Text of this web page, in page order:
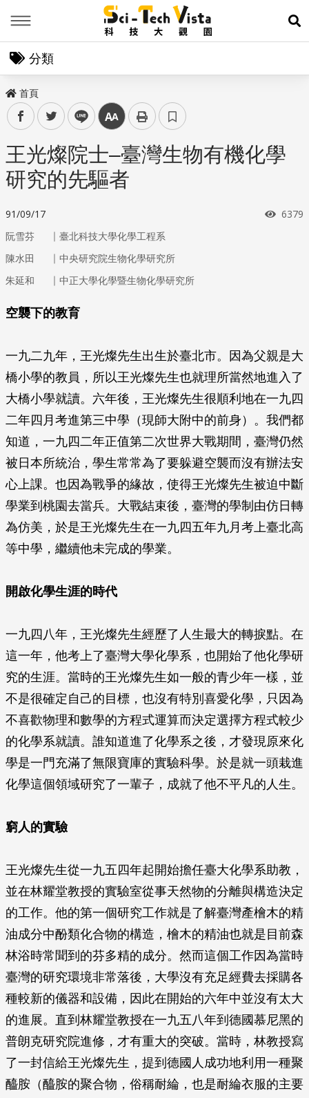
展
分類
首頁
facebooktwitter line 中
王光燦院士–臺灣生物有機化學
研究的先驅者
91/09/17 瀏覽
6379
阮雪芬 ｜ 臺北科技大學化學工程系
陳水田
｜ 中央研究院生物化學研究所
朱延和
｜ 中正大學化學暨生物化學研究所
空襲下的教育
一九二九年，王光燦先生出生於臺北市。因為父親是大
橋小學的教員，所以王光燦先生也就理所當然地進入了
大橋小學就讀。六年後，王光燦先生很順利地在一九四
二年四月考進第三中學（現師大附中的前身）。我們都
知道，一九四二年正值第二次世界大戰期間，臺灣仍然
被日本所統治，學生常常為了要躲避空襲而沒有辦法安
心上課。也因為戰爭的緣故，使得王光燦先生被迫中斷
學業到桃園去當兵。大戰結束後，臺灣的學制由仿日轉
為仿美，於是王光燦先生在一九四五年九月考上臺北高
等中學，繼續他未完成的學業。
開啟化學生涯的時代
一九四八年，王光燦先生經歷了人生最大的轉捩點。在
這一年，他考上了臺灣大學化學系，也開始了他化學研
究的生涯。當時的王光燦先生如一般的青少年一樣，並
不是很確定自己的目標，也沒有特別喜愛化學，只因為
不喜歡物理和數學的方程式運算而決定選擇方程式較少
的化學系就讀。誰知道進了化學系之後，才發現原來化
學是一門充滿了無限寶庫的實驗科學。於是就一頭栽進
化學這個領域研究了一輩子，成就了他不平凡的人生。
窮人的實驗
王光燦先生從一九五四年起開始擔任臺大化學系助教，
並在林耀堂教授的實驗室從事天然物的分離與構造決定
的工作。他的第一個研究工作就是了解臺灣產檜木的精
油成分中酚類化合物的構造，檜木的精油也就是目前森
林浴時常聞到的芬多精的成分。然而這個工作因為當時
臺灣的研究環境非常落後，大學沒有充足經費去採購各
種較新的儀器和設備，因此在開始的六年中並沒有太大
的進展。直到林耀堂教授在一九五八年到德國慕尼黑的
普朗克研究院進修，才有重大的突破。當時，林教授寫
了一封信給王光燦先生，提到德國人成功地利用一種聚
醯胺（醯胺的聚合物，俗稱耐綸，也是耐綸衣服的主要